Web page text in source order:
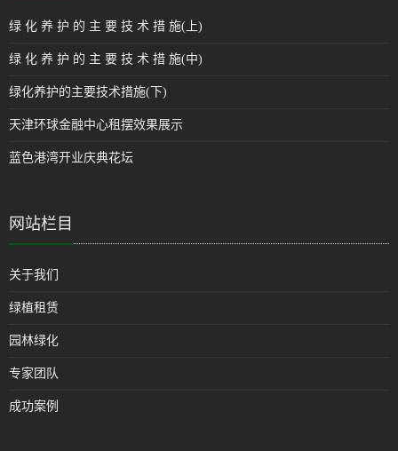
绿 化 养 护 的 主 要 技 术 措 施(上)
绿 化 养 护 的 主 要 技 术 措 施(中)
绿化养护的主要技术措施(下)
天津环球金融中心租摆效果展示
蓝色港湾开业庆典花坛
网站栏目
关于我们
绿植租赁
园林绿化
专家团队
成功案例